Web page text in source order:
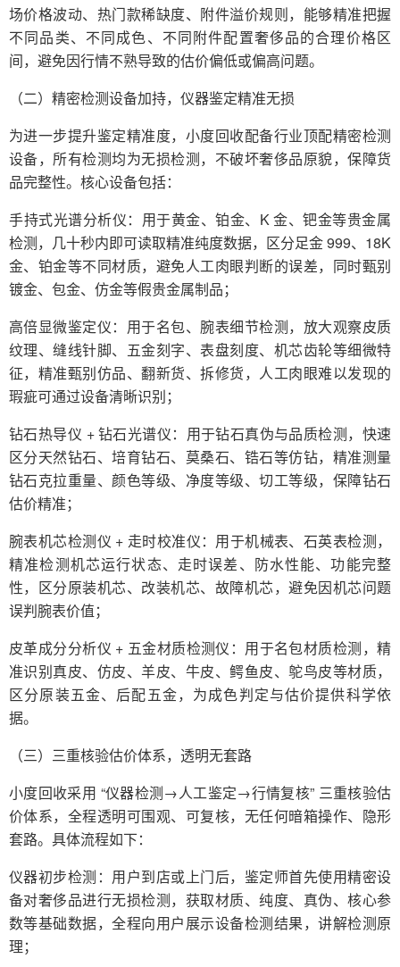
场价格波动、热门款稀缺度、附件溢价规则，能够精准把握
不同品类、不同成色、不同附件配置奢侈品的合理价格区
间，避免因行情不熟导致的估价偏低或偏高问题。
（二）精密检测设备加持，仪器鉴定精准无损
为进一步提升鉴定精准度，小度回收配备行业顶配精密检测
设备，所有检测均为无损检测，不破坏奢侈品原貌，保障货
品完整性。核心设备包括：
手持式光谱分析仪：用于黄金、铂金、K 金、钯金等贵金属
检测，几十秒内即可读取精准纯度数据，区分足金 999、18K
金、铂金等不同材质，避免人工肉眼判断的误差，同时甄别
镀金、包金、仿金等假贵金属制品；
高倍显微鉴定仪：用于名包、腕表细节检测，放大观察皮质
纹理、缝线针脚、五金刻字、表盘刻度、机芯齿轮等细微特
征，精准甄别仿品、翻新货、拆修货，人工肉眼难以发现的
瑕疵可通过设备清晰识别；
钻石热导仪 + 钻石光谱仪：用于钻石真伪与品质检测，快速
区分天然钻石、培育钻石、莫桑石、锆石等仿钻，精准测量
钻石克拉重量、颜色等级、净度等级、切工等级，保障钻石
估价精准；
腕表机芯检测仪 + 走时校准仪：用于机械表、石英表检测，
精准检测机芯运行状态、走时误差、防水性能、功能完整
性，区分原装机芯、改装机芯、故障机芯，避免因机芯问题
误判腕表价值；
皮革成分分析仪 + 五金材质检测仪：用于名包材质检测，精
准识别真皮、仿皮、羊皮、牛皮、鳄鱼皮、鸵鸟皮等材质，
区分原装五金、后配五金，为成色判定与估价提供科学依
据。
（三）三重核验估价体系，透明无套路
小度回收采用 “仪器检测→人工鉴定→行情复核” 三重核验估
价体系，全程透明可围观、可复核，无任何暗箱操作、隐形
套路。具体流程如下：
仪器初步检测：用户到店或上门后，鉴定师首先使用精密设
备对奢侈品进行无损检测，获取材质、纯度、真伪、核心参
数等基础数据，全程向用户展示设备检测结果，讲解检测原
理；